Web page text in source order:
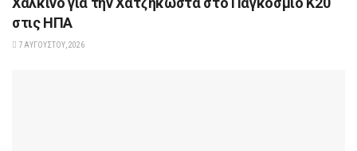
στις ΗΠΑ
7 ΑΥΓΟΎΣΤΟΥ, 2026